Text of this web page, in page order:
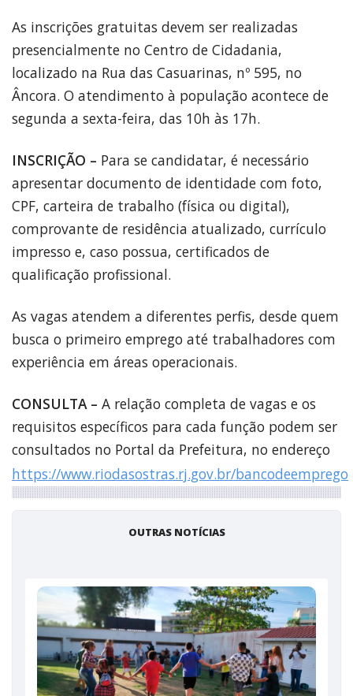
As inscrições gratuitas devem ser realizadas
presencialmente no Centro de Cidadania,
localizado na Rua das Casuarinas, nº 595, no
Âncora. O atendimento à população acontece de
segunda a sexta-feira, das 10h às 17h.
INSCRIÇÃO – Para se candidatar, é necessário
apresentar documento de identidade com foto,
CPF, carteira de trabalho (física ou digital),
comprovante de residência atualizado, currículo
impresso e, caso possua, certificados de
qualificação profissional.
As vagas atendem a diferentes perfis, desde quem
busca o primeiro emprego até trabalhadores com
experiência em áreas operacionais.
CONSULTA – A relação completa de vagas e os
requisitos específicos para cada função podem ser
consultados no Portal da Prefeitura, no endereço
https://www.riodasostras.rj.gov.br/bancodeemprego
OUTRAS NOTÍCIAS